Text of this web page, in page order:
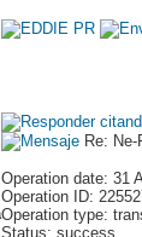
Re:
Operation date: 31
Operation ID:
Operation type:
Status: success